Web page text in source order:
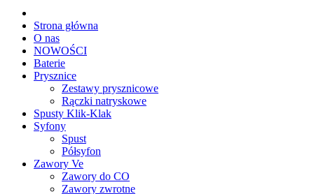
Strona główna
O nas
NOWOŚCI
Baterie
Prysznice
Zestawy prysznicowe
Rączki natryskowe
Spusty Klik-Klak
Syfony
Spust
Półsyfon
Zawory Ve
Zawory do CO
Zawory zwrotne